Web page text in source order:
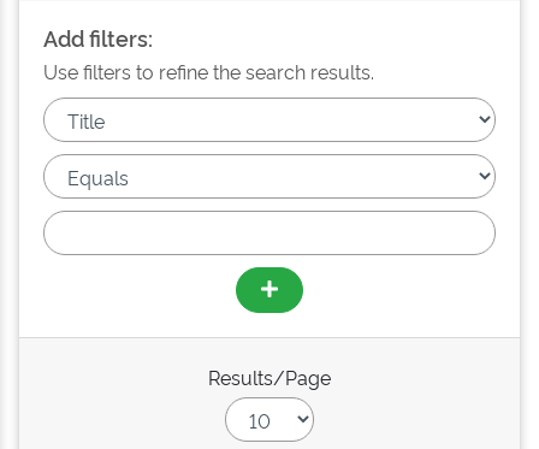
Add filters:
Use filters to refine the search results.
Results/Page